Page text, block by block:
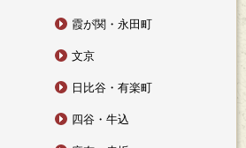
霞が関・永田町
文京
日比谷・有楽町
四谷・牛込